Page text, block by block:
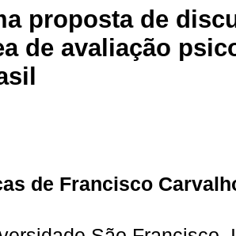
proposta de
de avaliação
de Francisco